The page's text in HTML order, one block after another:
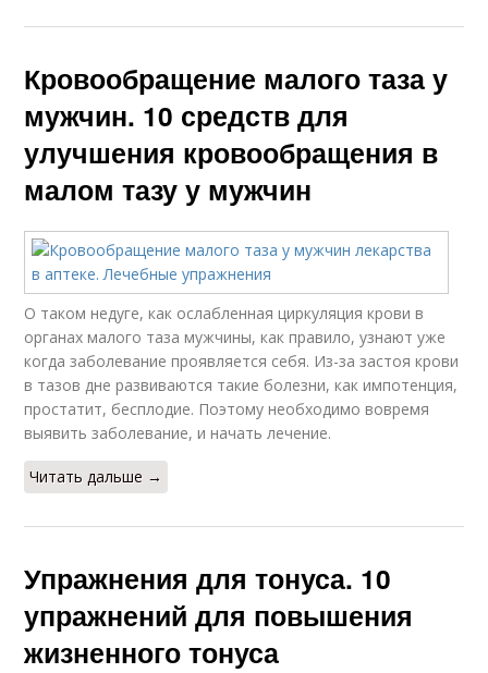
Кровообращение малого таза у
мужчин. 10 средств для
улучшения кровообращения в
малом тазу у мужчин
О таком недуге, как ослабленная циркуляция крови в
органах малого таза мужчины, как правило, узнают уже
когда заболевание проявляется себя. Из-за застоя крови
в тазов дне развиваются такие болезни, как импотенция,
простатит, бесплодие. Поэтому необходимо вовремя
выявить заболевание, и начать лечение.
Читать дальше →
Упражнения для тонуса. 10
упражнений для повышения
жизненного тонуса